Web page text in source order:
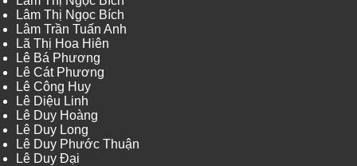
Lâm Thị Ngọc Bích
Lâm Trần Tuấn Anh
Lã Thị Hoa Hiên
Lê Bá Phương
Lê Cát Phương
Lê Công Huy
Lê Diệu Linh
Lê Duy Hoàng
Lê Duy Long
Lê Duy Phước Thuận
Lê Duy Đại